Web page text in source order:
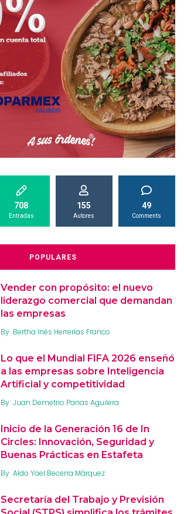
708
Entradas
155
Autores
49
Comments
POPULARES
Vender con propósito: el nuevo
liderazgo comercial que demandan
las empresas
By Bertha Inés Herrerías Franco
Lo que el Mundial FIFA 2026 enseñó
a las empresas sobre Inteligencia
Artificial y competitividad
By Juan Demetrio Panas Aguilera
Inicio de la Generación 16 de In
Circles: Innovación, Seguridad y
Buenas Prácticas en Estafeta
By Aldo Yael Becerra Márquez
Secretaría del Trabajo y Previsión